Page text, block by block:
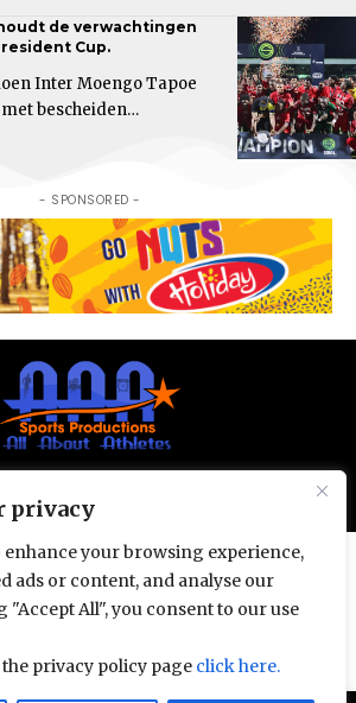
privacy
enhance your browsing experience,
ads or content, and analyse our
All", you consent to our use
privacy policy page click here.
de verwachtingen
Cup.
Inter Moengo Tapoe
bescheiden…
- SPONSORED -
Reserved 2025.